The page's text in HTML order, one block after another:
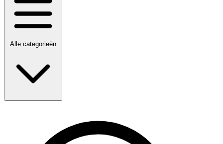
Alle categorieën